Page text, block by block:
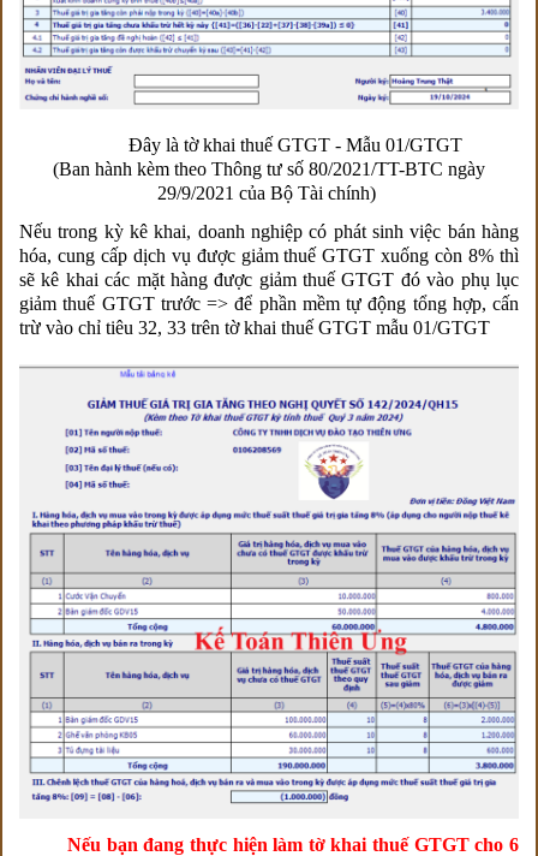
Đây là tờ khai thuế GTGT - Mẫu 01/GTGT
(Ban hành kèm theo Thông tư số 80/2021/TT-BTC ngày
29/9/2021 của Bộ Tài chính)
Nếu trong kỳ kê khai, doanh nghiệp có phát sinh việc bán hàng
hóa, cung cấp dịch vụ được giảm thuế GTGT xuống còn 8% thì
sẽ kê khai các mặt hàng được giảm thuế GTGT đó vào phụ lục
giảm thuế GTGTtrước => để phần mềm tự động tổng hợp, cấn
trừ vào chỉ tiêu 32, 33 trên tờ khai thuế GTGT mẫu 01/GTGT
Nếu bạn đang thực hiện làm tờ khai thuế GTGT cho 6